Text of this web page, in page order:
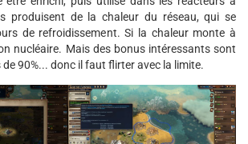
produisent de la chaleur du réseau, qui se
de refroidissement. Si la chaleur monte à
nucléaire. Mais des bonus intéressants sont
90%... donc il faut flirter avec la limite.